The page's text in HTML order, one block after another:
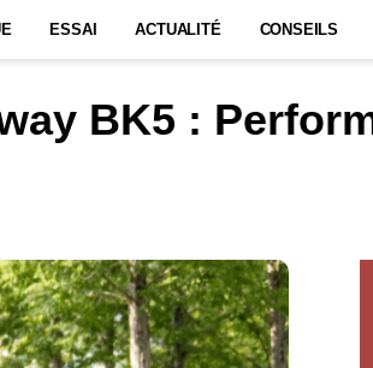
ESSAI ACTUALITÉ CONSEILS
BK5 :